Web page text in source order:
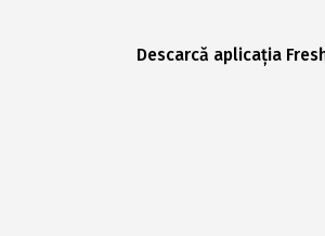
Descarcă aplicația